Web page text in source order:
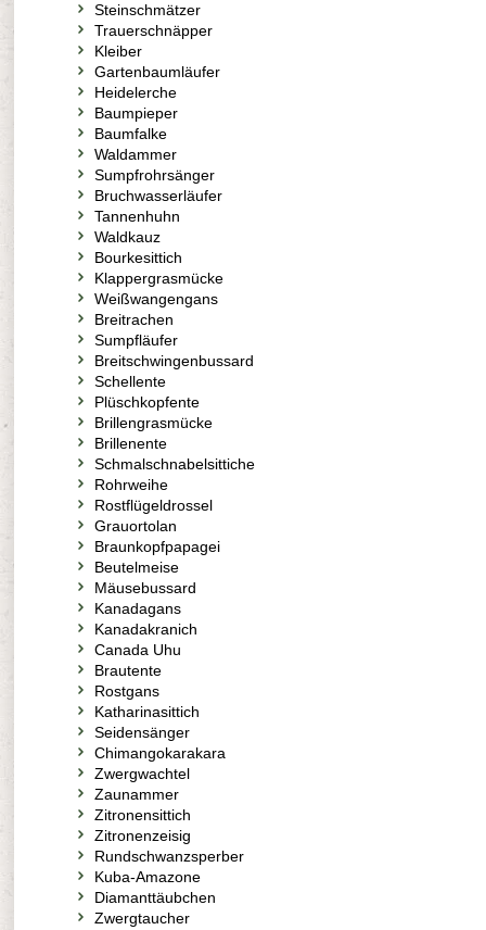
Steinschmätzer
Trauerschnäpper
Kleiber
Gartenbaumläufer
Heidelerche
Baumpieper
Baumfalke
Waldammer
Sumpfrohrsänger
Bruchwasserläufer
Tannenhuhn
Waldkauz
Bourkesittich
Klappergrasmücke
Weißwangengans
Breitrachen
Sumpfläufer
Breitschwingenbussard
Schellente
Plüschkopfente
Brillengrasmücke
Brillenente
Schmalschnabelsittiche
Rohrweihe
Rostflügeldrossel
Grauortolan
Braunkopfpapagei
Beutelmeise
Mäusebussard
Kanadagans
Kanadakranich
Canada Uhu
Brautente
Rostgans
Katharinasittich
Seidensänger
Chimangokarakara
Zwergwachtel
Zaunammer
Zitronensittich
Zitronenzeisig
Rundschwanzsperber
Kuba-Amazone
Diamanttäubchen
Zwergtaucher